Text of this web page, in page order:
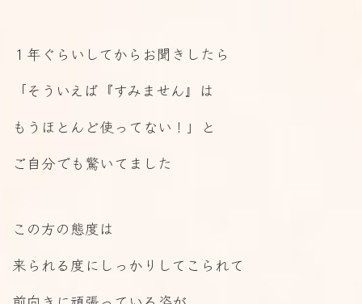
１年ぐらいしてからお聞きしたら
「そういえば『すみません』は
もうほとんど使ってない！」と
ご自分でも驚いてました
この方の態度は
来られる度にしっかりしてこられて